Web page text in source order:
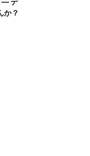
か？